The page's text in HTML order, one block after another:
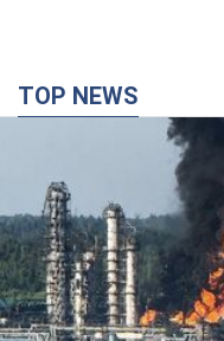
TOP NEWS